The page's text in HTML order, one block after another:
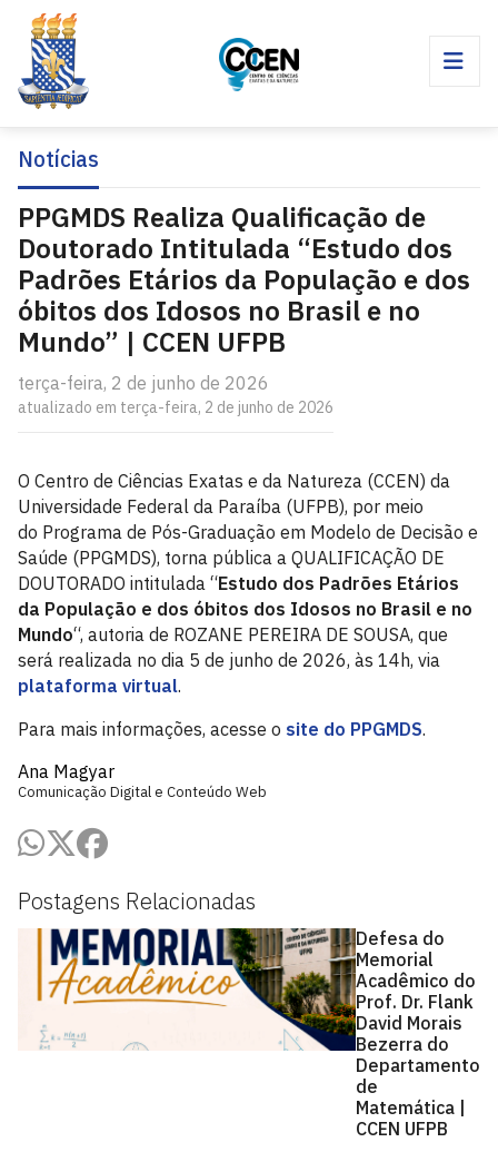
Postagens Relacionadas
Defesa do
Memorial
Acadêmico do
Prof. Dr. Flank
David Morais
Bezerra do
Departamento
de
Matemática |
CCEN UFPB
Notícias
PPGMDS Realiza Qualificação de
Doutorado Intitulada “Estudo dos
Padrões Etários da População e dos
óbitos dos Idosos no Brasil e no
Mundo” | CCEN UFPB
terça-feira, 2 de junho de 2026
atualizado em terça-feira, 2 de junho de 2026
O Centro de Ciências Exatas e da Natureza (CCEN) da
Universidade Federal da Paraíba (UFPB), por meio
do Programa de Pós-Graduação em Modelo de Decisão e
Saúde (PPGMDS), torna pública a QUALIFICAÇÃO DE
DOUTORADO intitulada “Estudo dos Padrões Etários
da População e dos óbitos dos Idosos no Brasil e no
Mundo“, autoria de ROZANE PEREIRA DE SOUSA, que
será realizada no dia 5 de junho de 2026, às 14h, via
plataforma virtual.
Para mais informações, acesse o site do PPGMDS.
Ana Magyar
Comunicação Digital e Conteúdo Web